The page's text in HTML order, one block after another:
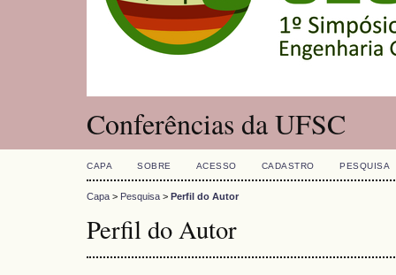
Conferências da UFSC
CAPA SOBRE ACESSO CADASTRO PESQUISA
Capa > Pesquisa > Perfil do Autor
Perfil do Autor